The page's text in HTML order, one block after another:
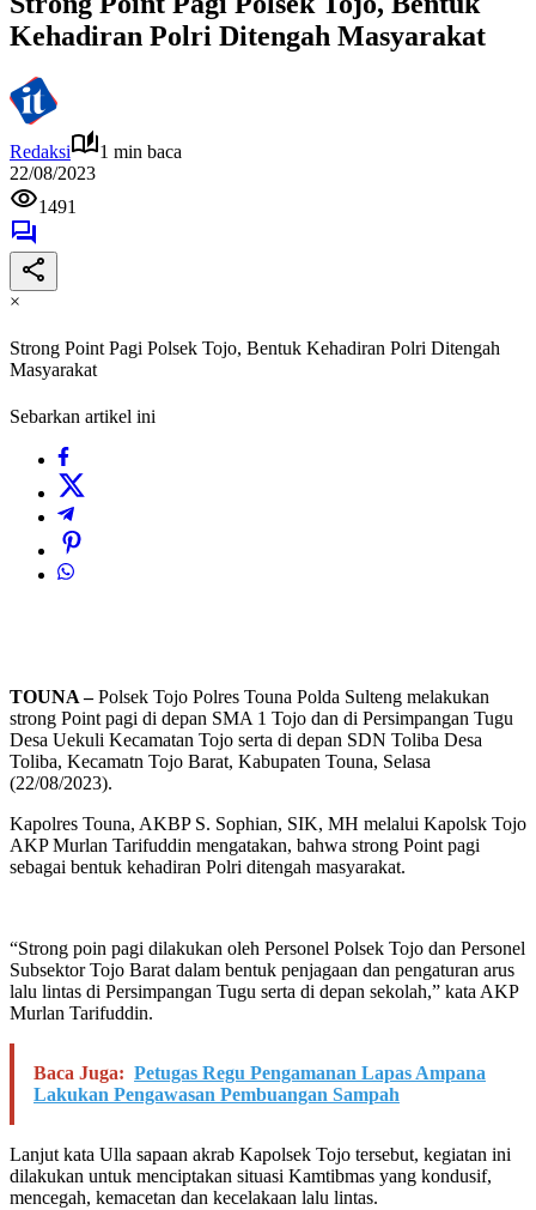
Kehadiran Polri Ditengah Masyarakat
Redaksi
1 min baca
22/08/2023
1491
×
Strong Point Pagi Polsek Tojo, Bentuk Kehadiran Polri Ditengah
Masyarakat
Sebarkan artikel ini
TOUNA –Polsek Tojo Polres Touna Polda Sulteng melakukan
strong Point pagi di depan SMA 1 Tojo dan di Persimpangan Tugu
Desa Uekuli Kecamatan Tojo serta di depan SDN Toliba Desa
Toliba, Kecamatn Tojo Barat, Kabupaten Touna, Selasa
(22/08/2023).
Kapolres Touna, AKBP S. Sophian, SIK, MH melalui Kapolsk Tojo
AKP Murlan Tarifuddin mengatakan, bahwa strong Point pagi
sebagai bentuk kehadiran Polri ditengah masyarakat.
“Strong poin pagi dilakukan oleh Personel Polsek Tojo dan Personel
Subsektor Tojo Barat dalam bentuk penjagaan dan pengaturan arus
lalu lintas di Persimpangan Tugu serta di depan sekolah,” kata AKP
Murlan Tarifuddin.
Baca Juga: Petugas Regu Pengamanan Lapas Ampana
Lakukan Pengawasan Pembuangan Sampah
Lanjut kata Ulla sapaan akrab Kapolsek Tojo tersebut, kegiatan ini
dilakukan untuk menciptakan situasi Kamtibmas yang kondusif,
mencegah, kemacetan dan kecelakaan lalu lintas.